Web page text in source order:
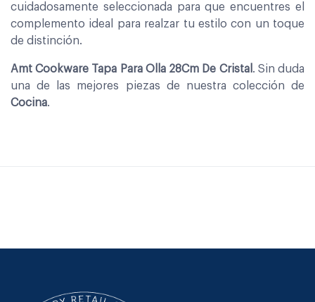
cuidadosamente seleccionada para que encuentres el
complemento ideal para realzar tu estilo con un toque
de distinción.
Amt Cookware Tapa Para Olla 28Cm De Cristal . Sin duda
una de las mejores piezas de nuestra colección de
Cocina.